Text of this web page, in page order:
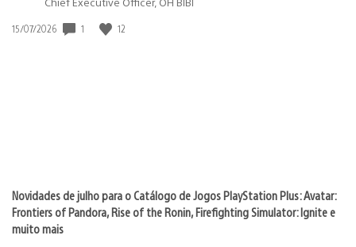
Data
15/07/2026 1 12
Novidades de julho para o Catálogo de Jogos PlayStation Plus: Avatar:
Frontiers of Pandora, Rise of the Ronin, Firefighting Simulator: Ignite e
muito mais